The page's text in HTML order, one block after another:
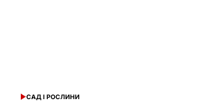
ОПУБЛІКУВАТИ
САД І РОСЛИНИ